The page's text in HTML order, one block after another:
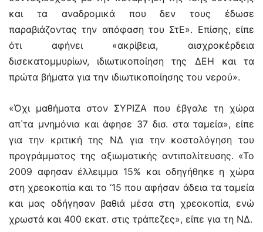
και τα αναδρομικά που δεν τους έδωσε
παραβιάζοντας την απόφαση του ΣτΕ». Επίσης, είπε
ότι αφήνει «ακρίβεια, αισχροκέρδεια
δισεκατομμυρίων, ιδιωτικοποίηση της ΔΕΗ και τα
πρώτα βήματα για την ιδιωτικοποίησης του νερού».
«Όχι μαθήματα στον ΣΥΡΙΖΑ που έβγαλε τη χώρα
απ΄τα μνημόνια και άφησε 37 δισ. στα ταμεία», είπε
για την κριτική της ΝΔ για την κοστολόγηση του
προγράμματος της αξιωματικής αντιπολίτευσης. «Το
2009 αφησαν έλλειμμα 15% και οδηγήθηκε η χώρα
στη χρεοκοπία και το ‘15 που αφήσαν άδεια τα ταμεία
και μας οδήγησαν βαθιά μέσα στη χρεοκοπία, ενώ
χρωστά και 400 εκατ. στις τράπεζες», είπε για τη ΝΔ.